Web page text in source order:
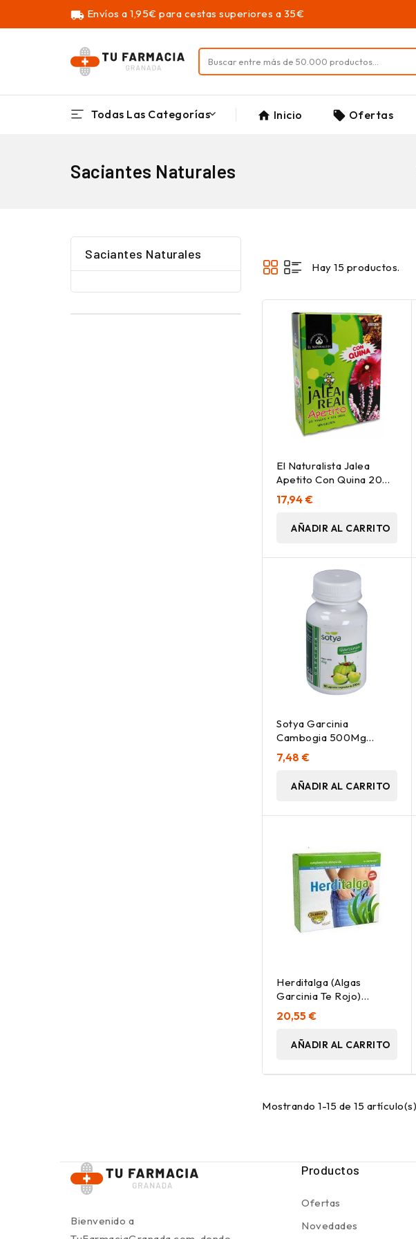
local_shipping Envíos a 1,95€ para cestas superiores a 35€
Todas Las Categorías home Inicio local_offer Ofertas
Saciantes Naturales
Saciantes Naturales
Hay 15 productos.
El Naturalista Jalea
Apetito Con Quina 20
Viales
17,94 €
AÑADIR AL CARRITO
Sotya Garcinia
Cambogia 500Mg
90Cáps
7,48 €
AÑADIR AL CARRITO
Herditalga (Algas
Garcinia Te Rojo)
16Amp.
20,55 €
AÑADIR AL CARRITO
Mostrando 1-15 de 15 artículo(s)
Bienvenido a
Productos
Ofertas
Novedades